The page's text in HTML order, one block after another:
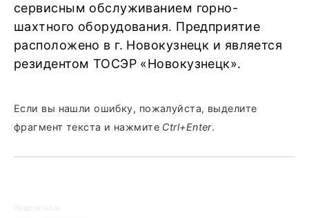
сервисным обслуживанием горно-
шахтного оборудования. Предприятие
расположено в г. Новокузнецк и является
резидентом ТОСЭР «Новокузнецк».
Если вы нашли ошибку, пожалуйста, выделите
фрагмент текста и нажмите Ctrl+Enter.
Поделиться: